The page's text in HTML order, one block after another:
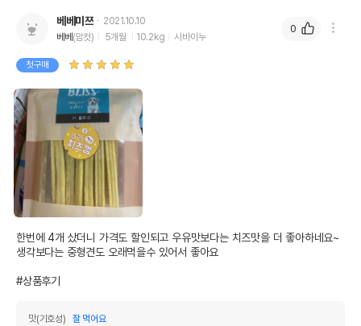
베베미쯔
2021.10.10
베베(암컷) 5개월 10.2kg 시바이누
첫구매
한번에 4개 샀더니 가격도 할인되고 우유맛보다는 치즈맛을 더 좋아하네요~
생각보다는 중형견도 오래먹을수 있어서 좋아요
#상품후기
맛(기호성)
잘 먹어요
0